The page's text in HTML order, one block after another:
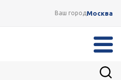
Ваш городМосква